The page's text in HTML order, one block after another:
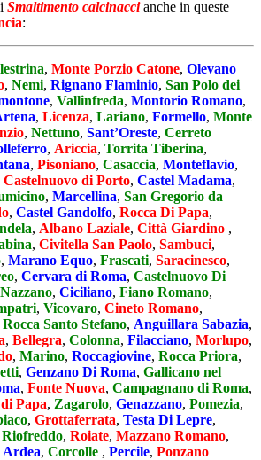
Smaltimento calcinaccianche in queste
:
, Monte Porzio Catone, Olevano
, Nemi, Rignano Flaminio, San Polo dei
, Vallinfreda, Montorio Romano,
, Licenza, Lariano, Formello, Monte
, Nettuno, Sant’Oreste, Cerreto
, Ariccia, Torrita Tiberina,
, Pisoniano, Casaccia, Monteflavio,
Castelnuovo di Porto, Castel Madama,
, Marcellina, San Gregorio da
, Castel Gandolfo, Rocca Di Papa,
, Albano Laziale, Città Giardino ,
, Civitella San Paolo, Sambuci,
, Marano Equo, Frascati, Saracinesco,
, Cervara di Roma, Castelnuovo Di
Nazzano, Ciciliano, Fiano Romano,
, Vicovaro, Cineto Romano,
Rocca Santo Stefano, Anguillara Sabazia,
, Bellegra, Colonna, Filacciano, Morlupo,
, Marino, Roccagiovine, Rocca Priora,
, Genzano Di Roma, Gallicano nel
, Fonte Nuova, Campagnano di Roma,
Papa, Zagarolo, Genazzano, Pomezia,
, Grottaferrata, Testa Di Lepre,
Riofreddo, Roiate, Mazzano Romano,
Ardea, Corcolle , Percile, Ponzano